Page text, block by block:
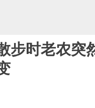
步时老农突